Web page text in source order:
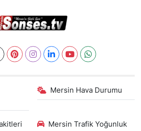
Mersin Hava Durumu
Mersin Trafik Yoğunluk